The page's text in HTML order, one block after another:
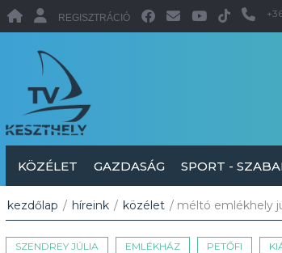
REGISZTRÁCIÓ
KÖZÉLET GAZDASÁG SPORT -
kezdőlap / híreink / közélet / méltó emlékhely
SZENDREY JÚLIA EMLÉKHÁZ PETŐFI